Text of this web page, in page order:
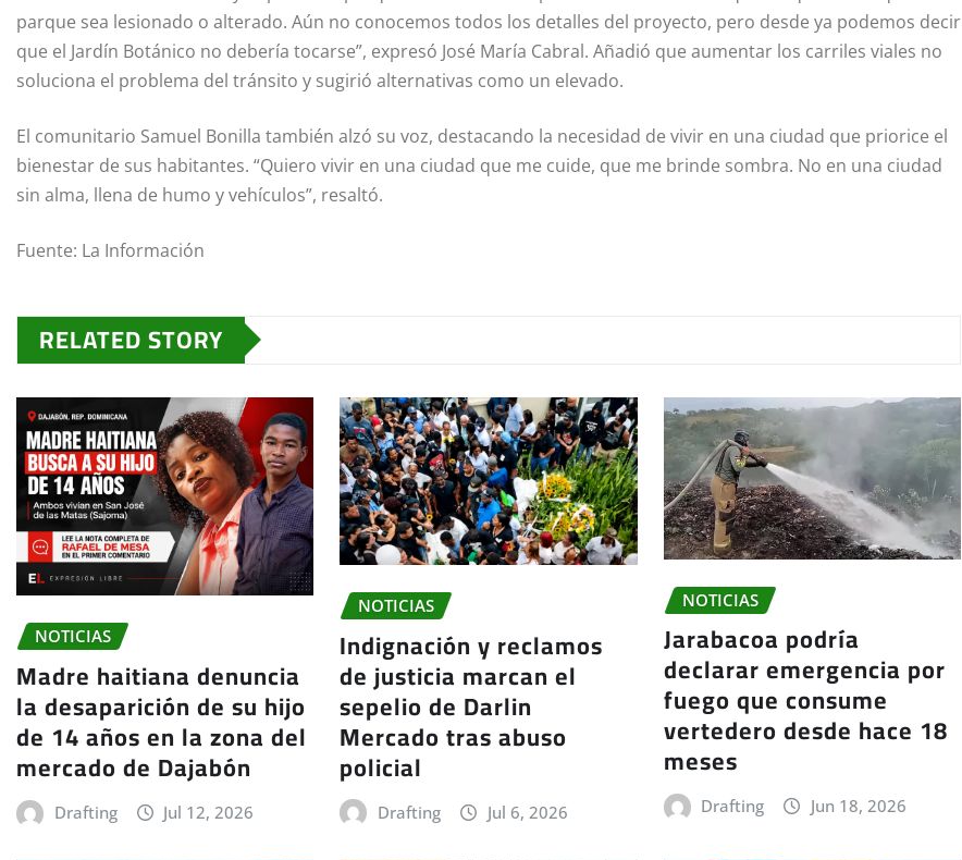
parque sea lesionado o alterado. Aún no conocemos todos los detalles del proyecto, pero desde ya podemos decir
que el Jardín Botánico no debería tocarse”, expresó José María Cabral. Añadió que aumentar los carriles viales no
soluciona el problema del tránsito y sugirió alternativas como un elevado.
El comunitario Samuel Bonilla también alzó su voz, destacando la necesidad de vivir en una ciudad que priorice el
bienestar de sus habitantes. “Quiero vivir en una ciudad que me cuide, que me brinde sombra. No en una ciudad
sin alma, llena de humo y vehículos”, resaltó.
Fuente: La Información
RELATED STORY
NOTICIAS
Madre haitiana denuncia
la desaparición de su hijo
de 14 años en la zona del
mercado de Dajabón
Drafting Jul 12, 2026
NOTICIAS
Indignación y reclamos
de justicia marcan el
sepelio de Darlin
Mercado tras abuso
policial
Drafting Jul 6, 2026
NOTICIAS
Jarabacoa podría
declarar emergencia por
fuego que consume
vertedero desde hace 18
meses
Drafting Jun 18, 2026